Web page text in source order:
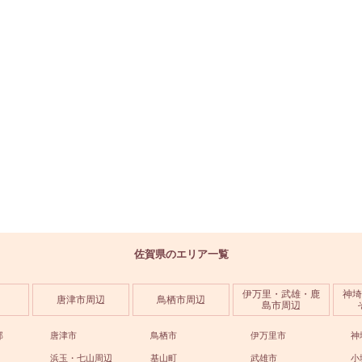
佐賀県のエリア一覧
唐津市周辺
唐津市
浜玉・七山周辺
鳥栖市周辺
鳥栖市
基山町
伊万里・武雄・鹿
島市周辺
伊万里市
武雄市
神
神
小